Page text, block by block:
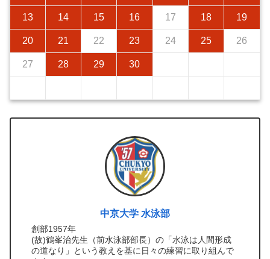
13 14 15 16 17 18 19
20 21 22 23 24 25 26
27 28 29 30
中京大学 水泳部
創部1957年
(故)鶴峯治先生（前水泳部部長）の「水泳は人間形成
の道なり」という教えを基に日々の練習に取り組んで